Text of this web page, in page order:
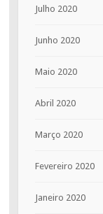
Julho 2020
Junho 2020
Maio 2020
Abril 2020
Março 2020
Fevereiro 2020
Janeiro 2020